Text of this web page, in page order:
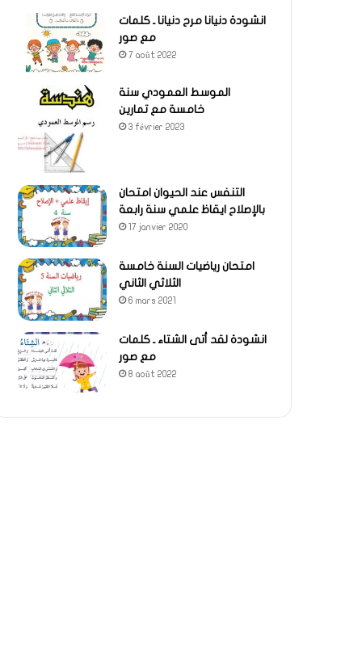
انشودة دنيانا مرح دنيانا ـ كلمات
مع صور
7 août 2022
الموسط العمودي سنة
خامسة مع تمارين
3 février 2023
التنفس عند الحيوان امتحان
بالإصلاح ايقاظ علمي سنة رابعة
17 janvier 2020
امتحان رياضيات السنة خامسة
الثلاثي الثاني
6 mars 2021
انشودة لقد أتى الشتاء ـ كلمات
مع صور
8 août 2022